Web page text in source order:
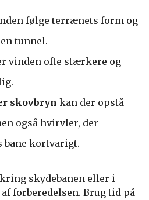
følge terrænets form og
tunnel.
vinden ofte stærkere og
skovbryn kan der opstå
også hvirvler, der
bane kortvarigt.
skydebanen eller i
forberedelsen. Brug tid på